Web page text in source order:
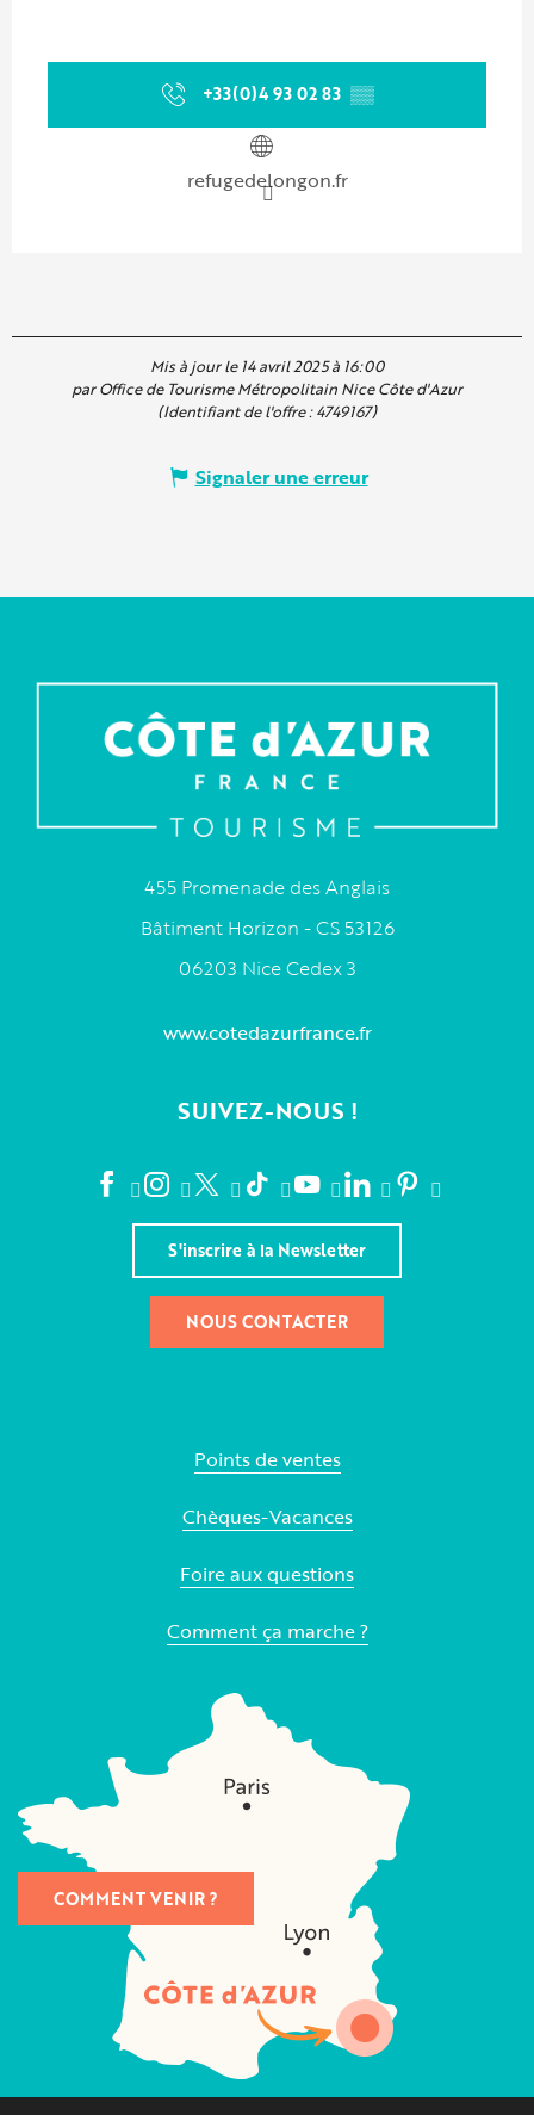
+33(0)4 93 02 83 ▒▒
refugedelongon.fr
Mis à jour le 14 avril 2025 à 16:00
par Office de Tourisme Métropolitain Nice Côte d'Azur
(Identifiant de l'offre :4749167)
Signaler une erreur
455 Promenade des Anglais
Bâtiment Horizon - CS 53126
06203 Nice Cedex 3
www.cotedazurfrance.fr
SUIVEZ-NOUS !
S'inscrire à la Newsletter
NOUS CONTACTER
Points de ventes
Chèques-Vacances
Foire aux questions
Comment ça marche ?
COMMENT VENIR ?